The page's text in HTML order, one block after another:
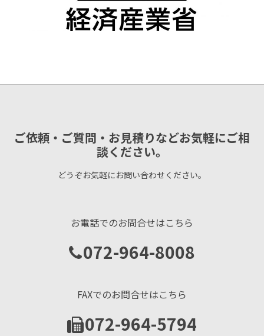
ご依頼・ご質問・お見積りなどお気軽にご相
談ください。
どうぞお気軽にお問い合わせください。
お電話でのお問合せはこちら
072-964-8008
FAXでのお問合せはこちら
072-964-5794